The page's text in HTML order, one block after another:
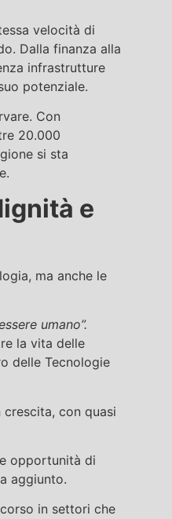
velocità di
Dalla finanza alla
infrastrutture
potenziale.
Con
20.000
si sta
e
ma anche le
umano”.
la vita delle
delle Tecnologie
con quasi
opportunità di
aggiunto.
in settori che